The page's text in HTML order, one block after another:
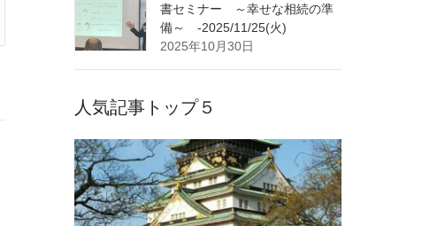
書セミナー ～幸せな相続の準
備～ -2025/11/25(火)
2025年10月30日
人気記事トップ５